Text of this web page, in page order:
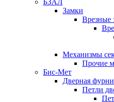
БЗАЛ
Замки
Врезные
Механизмы
Прочие
Бис-Мет
Дверная
Петли